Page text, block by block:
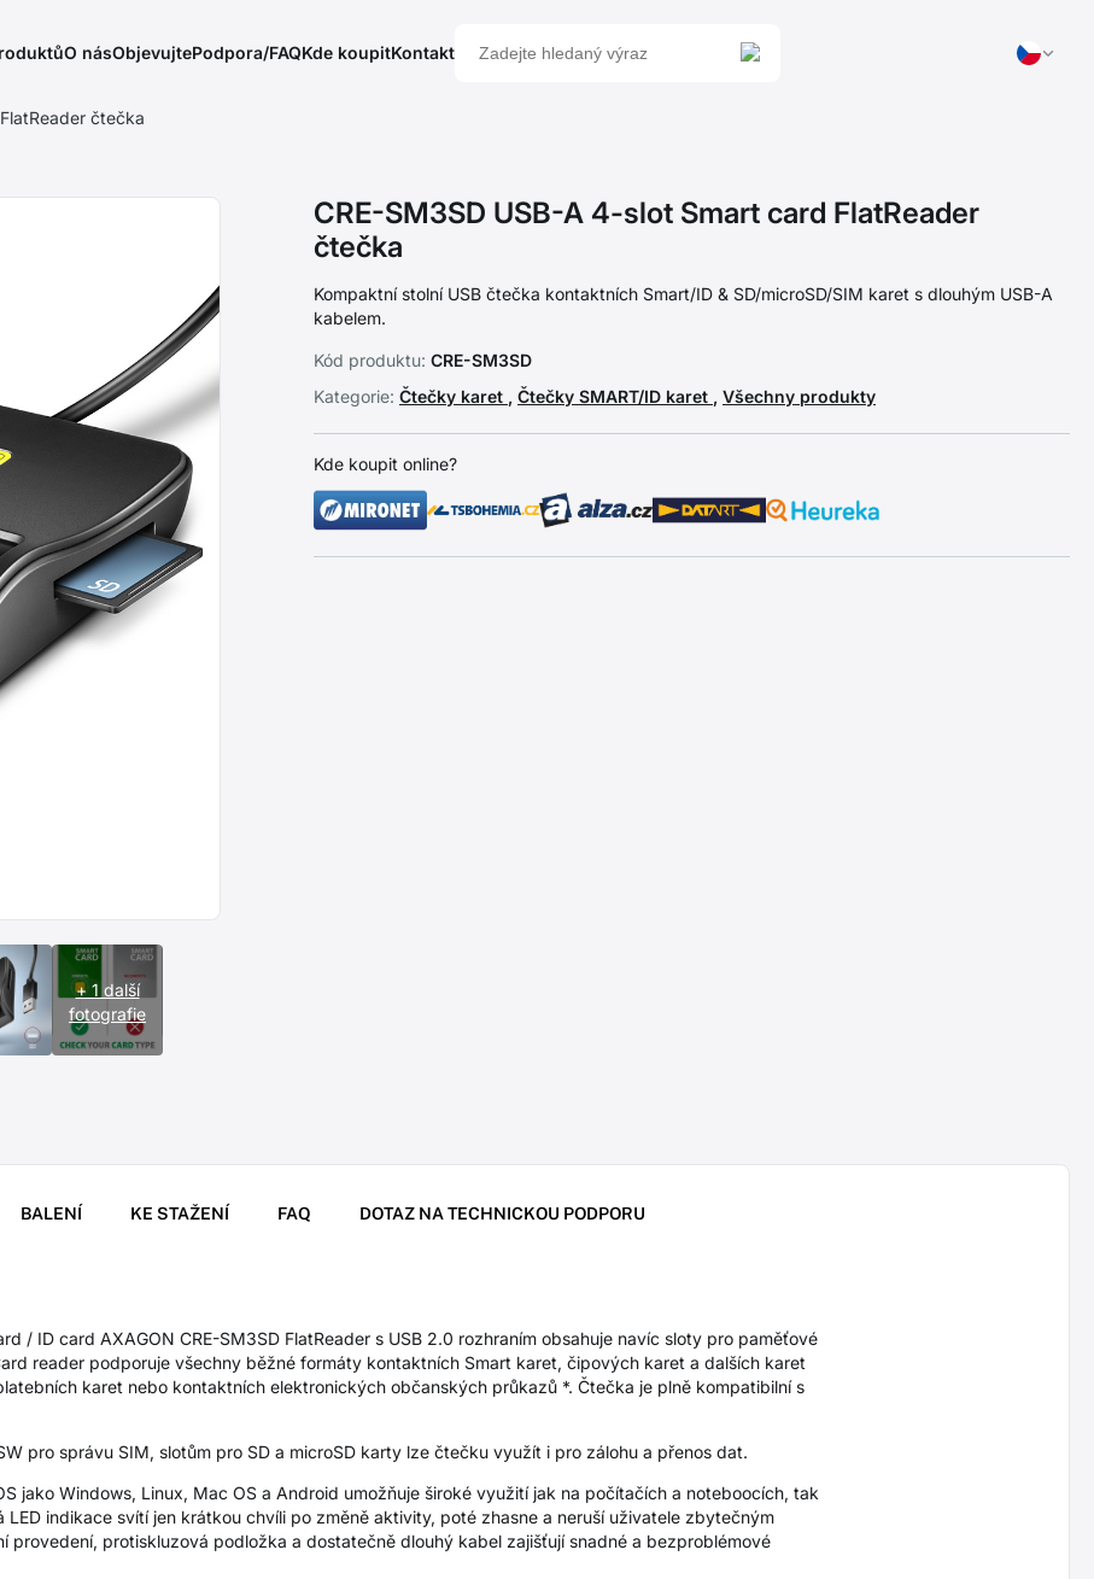
O násObjevujtePodpora/FAQKde koupitKontakt
čtečka
+ 1 další
fotografie
CRE-SM3SD USB-A 4-slot Smart card FlatReader
čtečka
Kompaktní stolní USB čtečka kontaktních Smart/ID & SD/microSD/SIM karet s dlouhým USB-A
kabelem.
Kód produktu: CRE-SM3SD
Kategorie: Čtečky karet , Čtečky SMART/ID karet , Všechny produkty
Kde koupit online?
BALENÍ KE STAŽENÍ FAQ DOTAZ NA TECHNICKOU PODPORU
/ ID card AXAGON CRE-SM3SD FlatReader s USB 2.0 rozhraním obsahuje navíc sloty pro paměťové
reader podporuje všechny běžné formáty kontaktních Smart karet, čipových karet a dalších karet
karet nebo kontaktních elektronických občanských průkazů *. Čtečka je plně kompatibilní s
pro správu SIM, slotům pro SD a microSD karty lze čtečku využít i pro zálohu a přenos dat.
jako Windows, Linux, Mac OS a Android umožňuje široké využití jak na počítačích a noteboocích, tak
LED indikace svítí jen krátkou chvíli po změně aktivity, poté zhasne a neruší uživatele zbytečným
provedení, protiskluzová podložka a dostatečně dlouhý kabel zajišťují snadné a bezproblémové